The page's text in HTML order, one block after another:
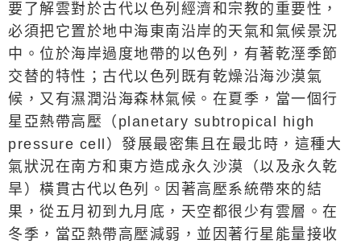
要了解雲對於古代以色列經濟和宗教的重要性，
必須把它置於地中海東南沿岸的天氣和氣候景況
中。位於海岸過度地帶的以色列，有著乾溼季節
交替的特性；古代以色列既有乾燥沿海沙漠氣
候，又有濕潤沿海森林氣候。在夏季，當一個行
星亞熱帶高壓（ planetary subtropical high
pressure cell
）發展最密集且在最北時，這種大
氣狀況在南方和東方造成永久沙漠（以及永久乾
旱）橫貫古代以色列。因著高壓系統帶來的結
果，從五月初到九月底，天空都很少有雲層。在
冬季，當亞熱帶高壓減弱，並因著行星能量接收